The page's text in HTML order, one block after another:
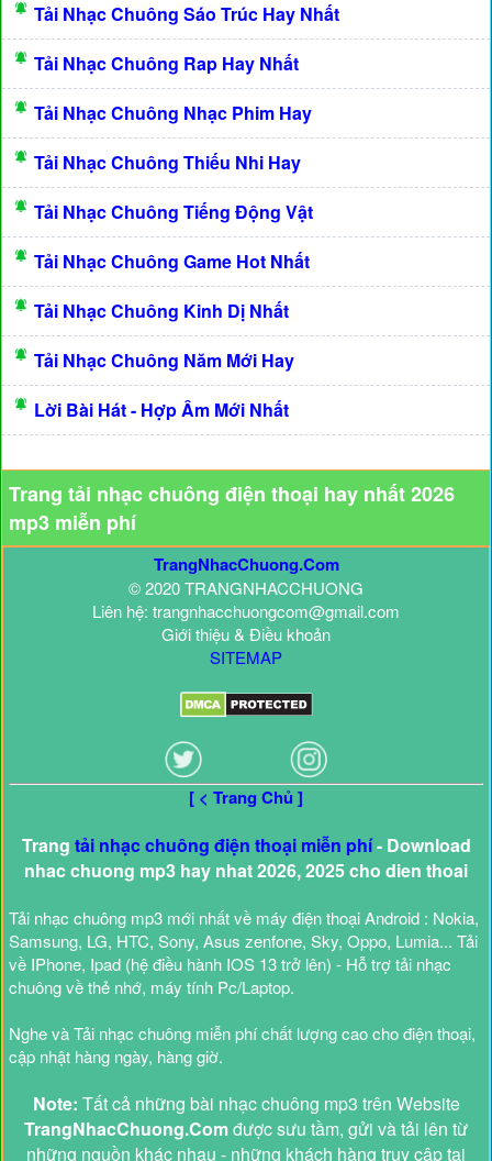
Tải Nhạc Chuông Sáo Trúc Hay Nhất
Tải Nhạc Chuông Rap Hay Nhất
Tải Nhạc Chuông Nhạc Phim Hay
Tải Nhạc Chuông Thiếu Nhi Hay
Tải Nhạc Chuông Tiếng Động Vật
Tải Nhạc Chuông Game Hot Nhất
Tải Nhạc Chuông Kinh Dị Nhất
Tải Nhạc Chuông Năm Mới Hay
Lời Bài Hát - Hợp Âm Mới Nhất
Trang tải nhạc chuông điện thoại hay nhất 2026
mp3 miễn phí
TrangNhacChuong.Com
© 2020 TRANGNHACCHUONG
Liên hệ: trangnhacchuongcom@gmail.com
Giới thiệu & Điều khoản
SITEMAP
[ < Trang Chủ ]
Trang tải nhạc chuông điện thoại miễn phí- Download
nhac chuong mp3 hay nhat 2026, 2025 cho dien thoai
Tải nhạc chuông mp3 mới nhất về máy điện thoại Android : Nokia,
Samsung, LG, HTC, Sony, Asus zenfone, Sky, Oppo, Lumia... Tải
về IPhone, Ipad (hệ điều hành IOS 13 trở lên) - Hỗ trợ tải nhạc
chuông về thẻ nhớ, máy tính Pc/Laptop.
Nghe và Tải nhạc chuông miễn phí chất lượng cao cho điện thoại,
cập nhật hàng ngày, hàng giờ.
Note: Tất cả những bài nhạc chuông mp3 trên Website
TrangNhacChuong.Comđược sưu tầm, gửi và tải lên từ
những nguồn khác nhau - những khách hàng truy cập tại